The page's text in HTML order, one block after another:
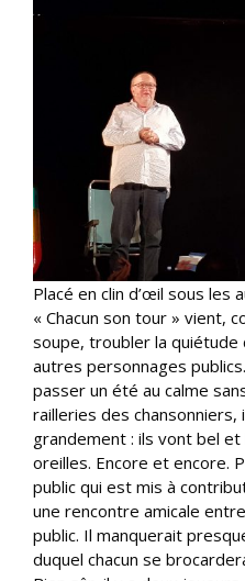
Placé en clin d’œil sous les
« Chacun son tour » vient,
soupe, troubler la
autres personnages
passer un été au calme
railleries des
grandement : ils vont bel
oreilles. Encore et encore.
public qui est mis à
une rencontre amicale
public. Il manquerait
duquel chacun se